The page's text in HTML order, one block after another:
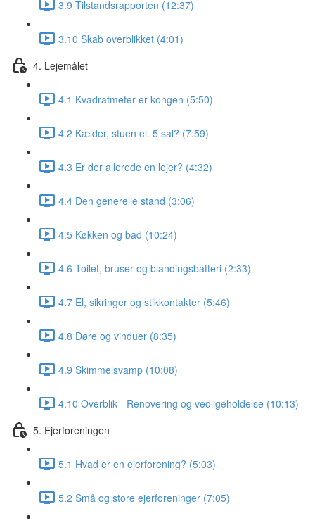
3.9 Tilstandsrapporten (12:37)
3.10 Skab overblikket (4:01)
4. Lejemålet
4.1 Kvadratmeter er kongen (5:50)
4.2 Kælder, stuen el. 5 sal? (7:59)
4.3 Er der allerede en lejer? (4:32)
4.4 Den generelle stand (3:06)
4.5 Køkken og bad (10:24)
4.6 Toilet, bruser og blandingsbatteri (2:33)
4.7 El, sikringer og stikkontakter (5:46)
4.8 Døre og vinduer (8:35)
4.9 Skimmelsvamp (10:08)
4.10 Overblik - Renovering og vedligeholdelse (10:13)
5. Ejerforeningen
5.1 Hvad er en ejerforening? (5:03)
5.2 Små og store ejerforeninger (7:05)